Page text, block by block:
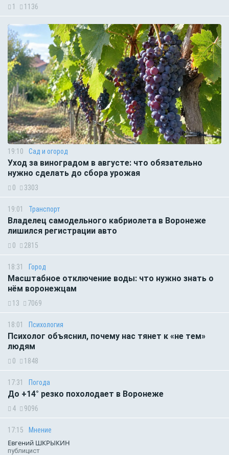
1 1136
19:10 Сад и огород
Уход за виноградом в августе: что обязательно
нужно сделать до сбора урожая
0 3303
19:01 Транспорт
Владелец самодельного кабриолета в Воронеже
лишился регистрации авто
0 2815
18:31 Город
Масштабное отключение воды: что нужно знать о
нём воронежцам
13 7069
18:01 Психология
Психолог объяснил, почему нас тянет к «не тем»
людям
0 1848
17:31 Погода
До +14° резко похолодает в Воронеже
4 9096
17:15 Мнение
Евгений ШКРЫКИН
публицист